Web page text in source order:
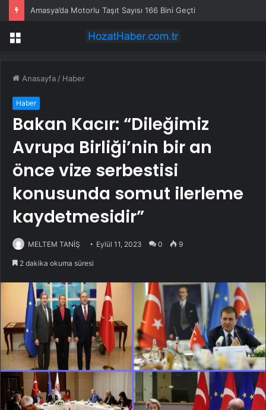
Amasya’da Motorlu Taşıt Sayısı 166 Bini Geçti
Menü
Anasayfa / Haber
Haber
Bakan Kacır: “Dileğimiz
Avrupa Birliği’nin bir an
önce vize serbestisi
konusunda somut ilerleme
kaydetmesidir”
MELTEM TANİŞ Eylül 11, 2023 0 9
2 dakika okuma süresi